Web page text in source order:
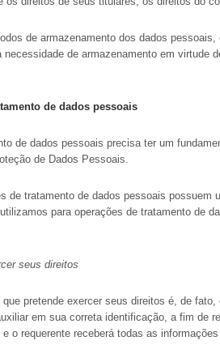
de armazenamento dos dados
necessidade de armazenamento em virtude
de dados pessoais
de dados pessoais precisa ter um
de Dados Pessoais.
de tratamento de dados pessoais
para operações de tratamento de
seus direitos
que pretende exercer seus direitos é, de
em sua correta identificação, a fim de
o requerente receberá todas as